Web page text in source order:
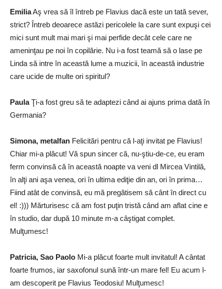
EmiliaAş vrea să îl întreb pe Flavius dacă este un tată sever,
strict? Întreb deoarece astăzi pericolele la care sunt expuşi cei
mici sunt mult mai mari şi mai perfide decât cele care ne
ameninţau pe noi în copilărie. Nu i-a fost teamă să o lase pe
Linda să intre în această lume a muzicii, în această industrie
care ucide de multe ori spiritul?
PaulaŢi-a fost greu să te adaptezi când ai ajuns prima dată în
Germania?
Simona, metalfan Felicitări pentru că l-aţi invitat pe Flavius!
Chiar mi-a plăcut! Vă spun sincer că, nu-ştiu-de-ce, eu eram
ferm convinsă că în această noapte va veni dl Mircea Vintilă,
în alţi ani aşa venea, ori în ultima ediţie din an, ori în prima…
Fiind atât de convinsă, eu mă pregătisem să cânt în direct cu
el! :))) Mărturisesc că am fost puţin tristă când am aflat cine e
în studio, dar după 10 minute m-a câştigat complet.
Mulţumesc!
Patricia, Sao Paolo Mi-a plăcut foarte mult invitatul! A cântat
foarte frumos, iar saxofonul sună într-un mare fel! Eu acum l-
am descoperit pe Flavius Teodosiu! Mulţumesc!